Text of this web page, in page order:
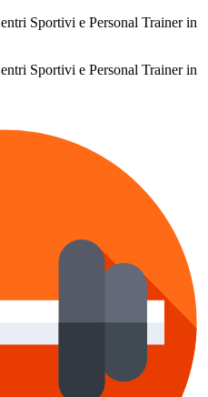
Sportivi e Personal Trainer in
Sportivi e Personal Trainer in